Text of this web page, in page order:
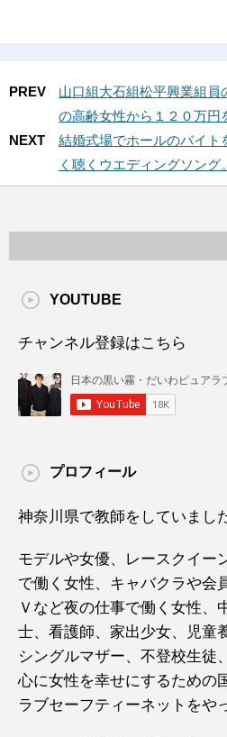
PREV
山口組大石組松平興業組
の高齢女性から１２０万円
NEXT
結婚式場でホールのバイト
く聴くウエディングソング。
YOUTUBE
チャンネル登録はこちら
プロフィール
神奈川県で教師をしていまし
モデルや女優、レースクイー
で働く女性、キャバクラや会
Ｖなど夜の仕事で働く女性、
士、看護師、家出少女、児童
シングルマザー、不登校生徒
心に女性を幸せにするための
ラブセーフティーネットをや